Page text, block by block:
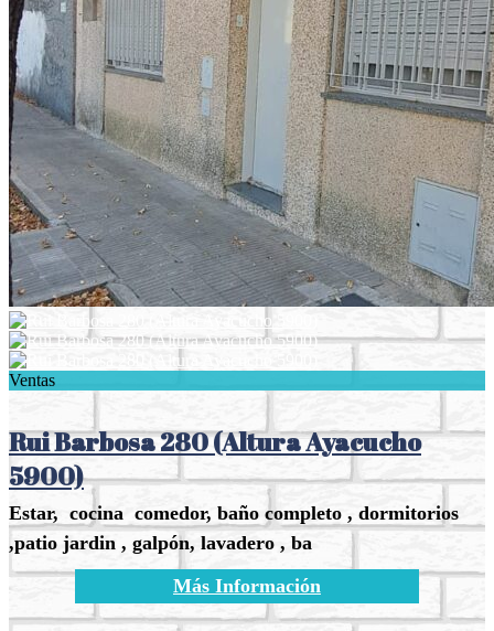
Ventas
Rui Barbosa 280 (Altura Ayacucho
5900)
Estar, cocina comedor, baño completo , dormitorios
,patio jardin , galpón, lavadero , ba
Más Información